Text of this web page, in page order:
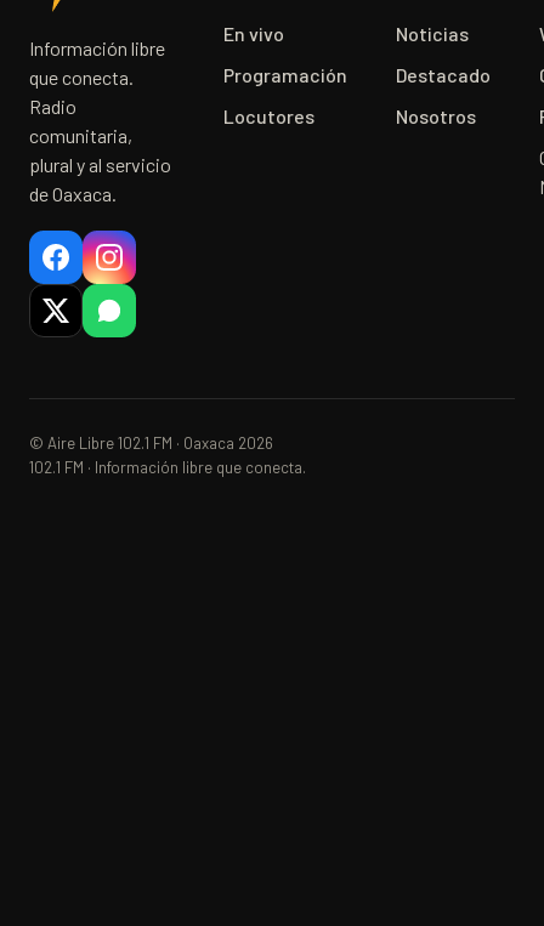
Información libre
que conecta.
Radio
comunitaria,
plural y al servicio
de Oaxaca.
En vivo
Programación
Locutores
Noticias
Destacado
Nosotros
© Aire Libre 102.1 FM · Oaxaca 2026
102.1 FM · Información libre que conecta.